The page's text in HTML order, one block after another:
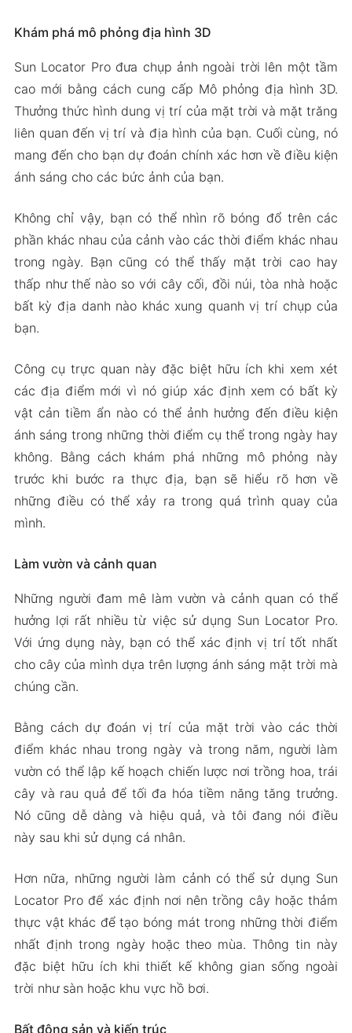
Khám phá mô phỏng địa hình 3D
Sun Locator Pro đưa chụp ảnh ngoài trời lên một tầm
cao mới bằng cách cung cấp Mô phỏng địa hình 3D.
Thưởng thức hình dung vị trí của mặt trời và mặt trăng
liên quan đến vị trí và địa hình của bạn. Cuối cùng, nó
mang đến cho bạn dự đoán chính xác hơn về điều kiện
ánh sáng cho các bức ảnh của bạn.
Không chỉ vậy, bạn có thể nhìn rõ bóng đổ trên các
phần khác nhau của cảnh vào các thời điểm khác nhau
trong ngày. Bạn cũng có thể thấy mặt trời cao hay
thấp như thế nào so với cây cối, đồi núi, tòa nhà hoặc
bất kỳ địa danh nào khác xung quanh vị trí chụp của
bạn.
Công cụ trực quan này đặc biệt hữu ích khi xem xét
các địa điểm mới vì nó giúp xác định xem có bất kỳ
vật cản tiềm ẩn nào có thể ảnh hưởng đến điều kiện
ánh sáng trong những thời điểm cụ thể trong ngày hay
không. Bằng cách khám phá những mô phỏng này
trước khi bước ra thực địa, bạn sẽ hiểu rõ hơn về
những điều có thể xảy ra trong quá trình quay của
mình.
Làm vườn và cảnh quan
Những người đam mê làm vườn và cảnh quan có thể
hưởng lợi rất nhiều từ việc sử dụng Sun Locator Pro.
Với ứng dụng này, bạn có thể xác định vị trí tốt nhất
cho cây của mình dựa trên lượng ánh sáng mặt trời mà
chúng cần.
Bằng cách dự đoán vị trí của mặt trời vào các thời
điểm khác nhau trong ngày và trong năm, người làm
vườn có thể lập kế hoạch chiến lược nơi trồng hoa, trái
cây và rau quả để tối đa hóa tiềm năng tăng trưởng.
Nó cũng dễ dàng và hiệu quả, và tôi đang nói điều
này sau khi sử dụng cá nhân.
Hơn nữa, những người làm cảnh có thể sử dụng Sun
Locator Pro để xác định nơi nên trồng cây hoặc thảm
thực vật khác để tạo bóng mát trong những thời điểm
nhất định trong ngày hoặc theo mùa. Thông tin này
đặc biệt hữu ích khi thiết kế không gian sống ngoài
trời như sàn hoặc khu vực hồ bơi.
Bất động sản và kiến trúc